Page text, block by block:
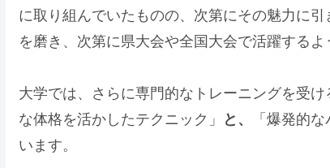
に取り組んでいたものの、次第にその魅力に
を磨き、次第に県大会や全国大会で活躍するよ
大学では、さらに専門的なトレーニングを受
な体格を活かしたテクニック」
と、
「爆発的
います。